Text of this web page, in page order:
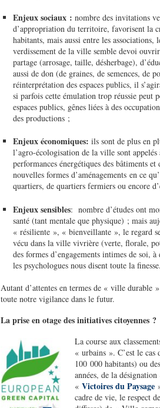
Enjeux sociaux : nombre des invitations
d’appropriation du territoire, favorisent la
habitants, mais aussi entre les associations,
verdissement de la ville semble devoi
partage (arrosage, taille, désherbage),
aussi de don (de graines, de semences, de
réinterprétation des espaces publics, il
si parfois cette émulation trop réussie peut
espaces publics, gênes liées à des
des productions ;
Enjeux économiques: ils sont de plus en
l’agro-écologisation de la ville sont
performances énergétiques des bâtiments
nouvelles formes d’aménagements en ce
quartiers, de quartiers fermiers ou encore
Enjeux sensibles: nombre d’études ont
santé (tant mentale que physique) ; mais
« résiliente », « bienveillante », le regard
vécu dans la ville vivrière (verte, florale,
des formes d’engagements intimes de soi,
les psychologues nous disent toute la finesse.
Autant d’attentes en termes de « ville durable
toute notre vigilance dans le futur.
La prise en otage des initiatives citoyennes ?
La course aux
« urbains ». C’est le
100 000 habitants) ou
années, de la désignation
« Victoires du Paysage
cadre de vie, le respect